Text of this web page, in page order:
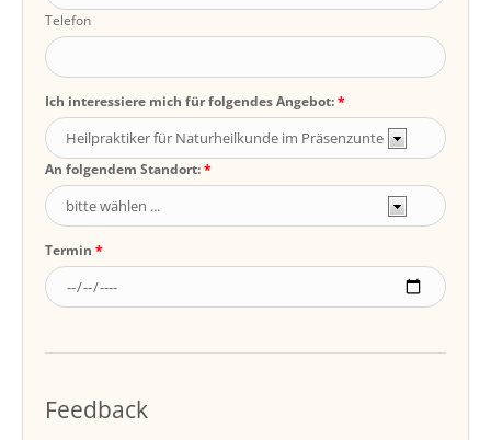
Telefon
Ich interessiere mich für folgendes Angebot:
An folgendem Standort:
Termin
Feedback